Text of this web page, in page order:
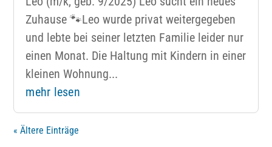
Zuhause 🐾Leo wurde privat weitergegeben
und lebte bei seiner letzten Familie leider nur
einen Monat. Die Haltung mit Kindern in einer
kleinen Wohnung...
mehr lesen
« Ältere Einträge